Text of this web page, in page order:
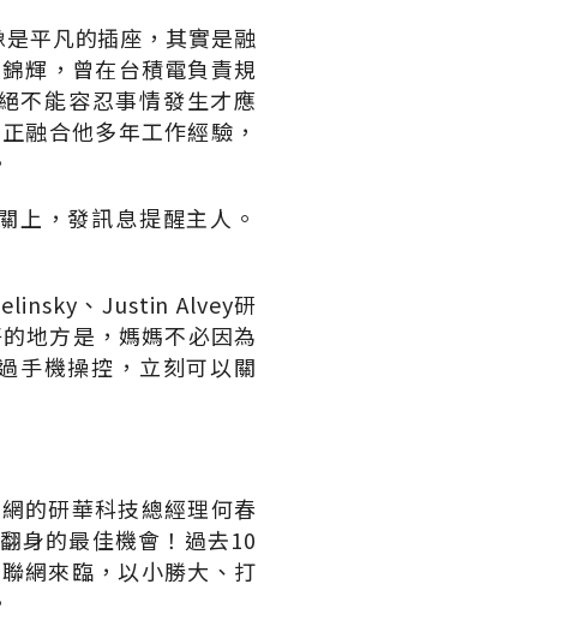
平凡的插座，其實是融
輝，曾在台積電負責規
不能容忍事情發生才應
融合他多年工作經驗，
上，發訊息提醒主人。
、Justin Alvey研
地方是，媽媽不必因為
手機操控，立刻可以關
的研華科技總經理何春
身的最佳機會！過去10
網來臨，以小勝大、打